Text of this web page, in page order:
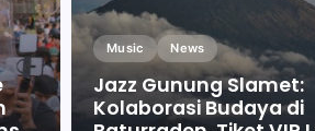
Music News
Jazz Gunung Slamet:
Kolaborasi Budaya di